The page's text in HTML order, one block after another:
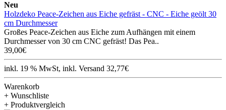
Neu
Holzdeko Peace-Zeichen aus Eiche gefräst - CNC - Eiche geölt 30
cm Durchmesser
Großes Peace-Zeichen aus Eiche zum Aufhängen mit einem
Durchmesser von 30 cm CNC gefräst! Das Pea..
39,00€
inkl. 19 % MwSt, inkl. Versand 32,77€
Warenkorb
+ Wunschliste
+ Produktvergleich